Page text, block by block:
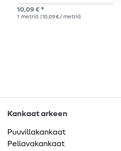
Navy
10,09 € *
1 metriä | 10,09 € / metriä
Kankaat arkeen
Puuvillakankaat
Pellavakankaat